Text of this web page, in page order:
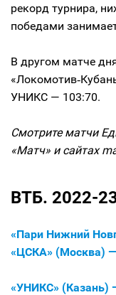
рекорд турнира,
победами
В другом матче
УНИКС — 103:70.
Смотрите матчи
«Матч» и сайтах
ВТБ. 2022-
«Пари Нижний
«ЦСКА» (Москва)
«УНИКС» (Казань)